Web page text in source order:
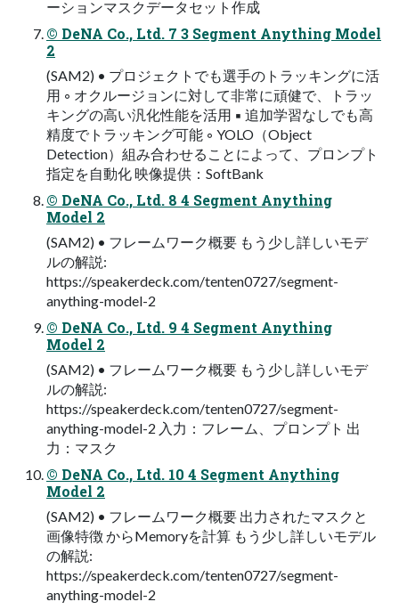
ーションマスクデータセット作成
© DeNA Co., Ltd. 7 3 Segment Anything Model
2
(SAM2) • プロジェクトでも選手のトラッキングに活
用 ◦ オクルージョンに対して非常に頑健で、トラッ
キングの高い汎化性能を活用 ▪ 追加学習なしでも高
精度でトラッキング可能 ◦ YOLO（Object
Detection）組み合わせることによって、プロンプト
指定を自動化 映像提供：SoftBank
© DeNA Co., Ltd. 8 4 Segment Anything
Model 2
(SAM2) • フレームワーク概要 もう少し詳しいモデ
ルの解説:
https://speakerdeck.com/tenten0727/segment-
anything-model-2
© DeNA Co., Ltd. 9 4 Segment Anything
Model 2
(SAM2) • フレームワーク概要 もう少し詳しいモデ
ルの解説:
https://speakerdeck.com/tenten0727/segment-
anything-model-2 入力：フレーム、プロンプト 出
力：マスク
© DeNA Co., Ltd. 10 4 Segment Anything
Model 2
(SAM2) • フレームワーク概要 出力されたマスクと
画像特徴 からMemoryを計算 もう少し詳しいモデル
の解説:
https://speakerdeck.com/tenten0727/segment-
anything-model-2